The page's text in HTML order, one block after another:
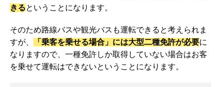
きるということになります。
そのため路線バスや観光バスも運転できると考えられま
すが、
「乗客を乗せる場合」には大型二種免許が必要に
なりますので、一種免許しか取得していない場合はお客
を乗せて運転はできないということになります。